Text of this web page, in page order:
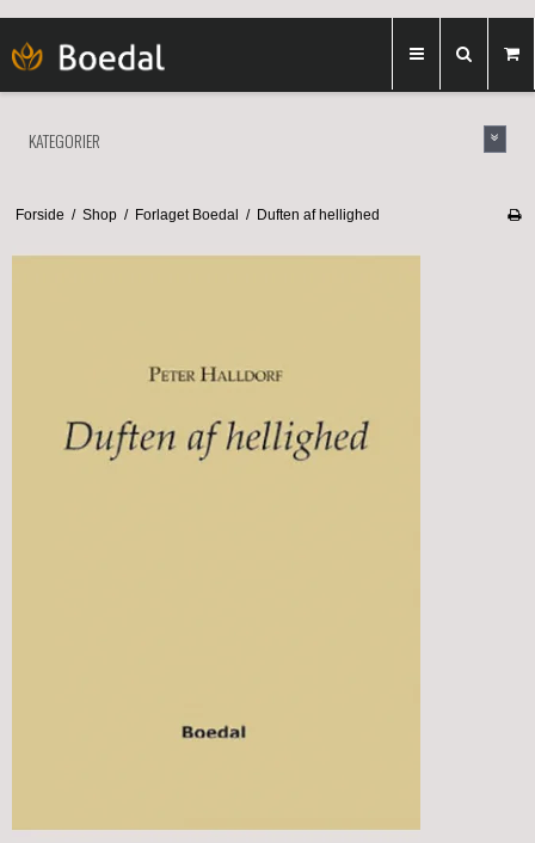
KATEGORIER
Forside / Shop / Forlaget Boedal / Duften af hellighed